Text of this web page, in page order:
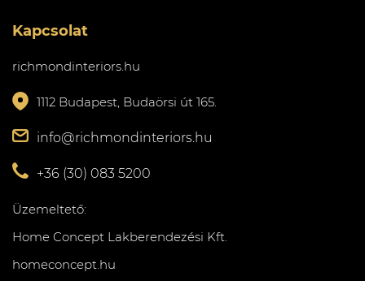
Kapcsolat
richmondinteriors.hu
1112 Budapest, Budaörsi út 165.
info@richmondinteriors.hu
+36 (30) 083 5200
Üzemeltető:
Home Concept Lakberendezési Kft.
homeconcept.hu